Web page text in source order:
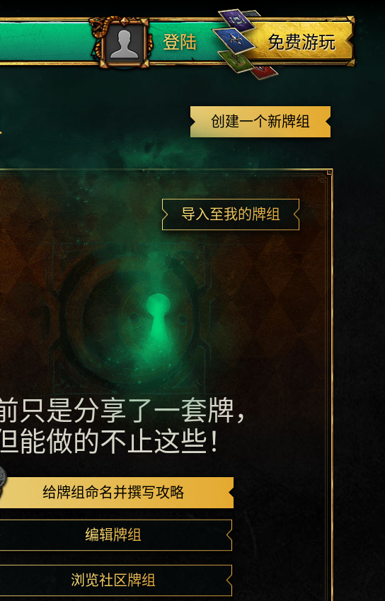
登陆
登出
免费游玩
创建一个新牌组
导入至我的牌组
只是分享了一套牌，
能做的不止这些！
给牌组命名并撰写攻略
编辑牌组
浏览社区牌组